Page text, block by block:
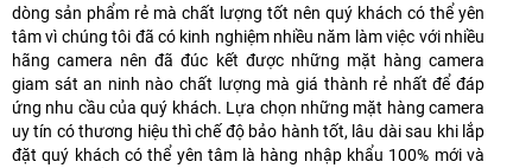
dòng sản phẩm rẻ mà chất lượng tốt nên quý khách có thể yên
tâm vì chúng tôi đã có kinh nghiệm nhiều năm làm việc với nhiều
hãng camera nên đã đúc kết được những mặt hàng camera
giam sát an ninh nào chất lượng mà giá thành rẻ nhất để đáp
ứng nhu cầu của quý khách. Lựa chọn những mặt hàng camera
uy tín có thương hiệu thì chế độ bảo hành tốt, lâu dài sau khi lắp
đặt quý khách có thể yên tâm là hàng nhập khẩu 100% mới và